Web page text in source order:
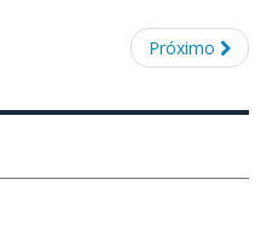
Próximo